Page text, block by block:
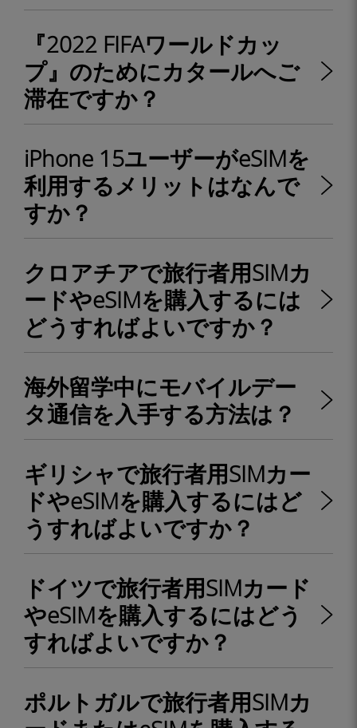
『2022 FIFAワールドカッ
プ』のためにカタールへご
滞在ですか？
iPhone 15ユーザーがeSIMを
利用するメリットはなんで
すか？
クロアチアで旅行者用SIMカ
ードやeSIMを購入するには
どうすればよいですか？
海外留学中にモバイルデー
タ通信を入手する方法は？
ギリシャで旅行者用SIMカー
ドやeSIMを購入するにはど
うすればよいですか？
ドイツで旅行者用SIMカード
やeSIMを購入するにはどう
すればよいですか？
ポルトガルで旅行者用SIMカ